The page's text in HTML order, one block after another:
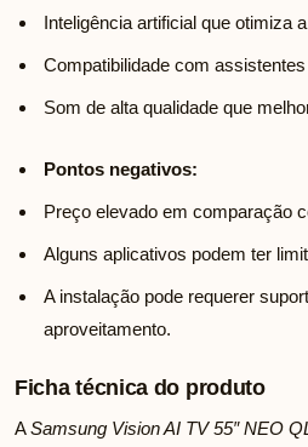
Inteligência artificial que otimiza
Compatibilidade com
Som de alta qualidade que
Pontos negativos:
Preço elevado em comparação
Alguns aplicativos podem ter
A instalação pode requerer
aproveitamento.
Ficha técnica do produto
ASamsung Vision AI TV 55″ NEO